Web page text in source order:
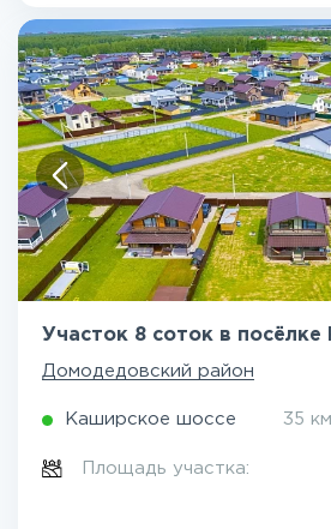
Участок 8 соток в посёлке
Домодедовский район
Каширское шоссе 35
Площадь участка: